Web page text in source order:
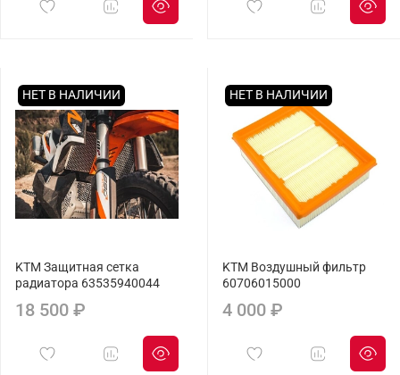
НЕТ В НАЛИЧИИ
KTM Защитная сетка
радиатора 63535940044
18 500 ₽
НЕТ В НАЛИЧИИ
KTM Воздушный фильтр
60706015000
4 000 ₽